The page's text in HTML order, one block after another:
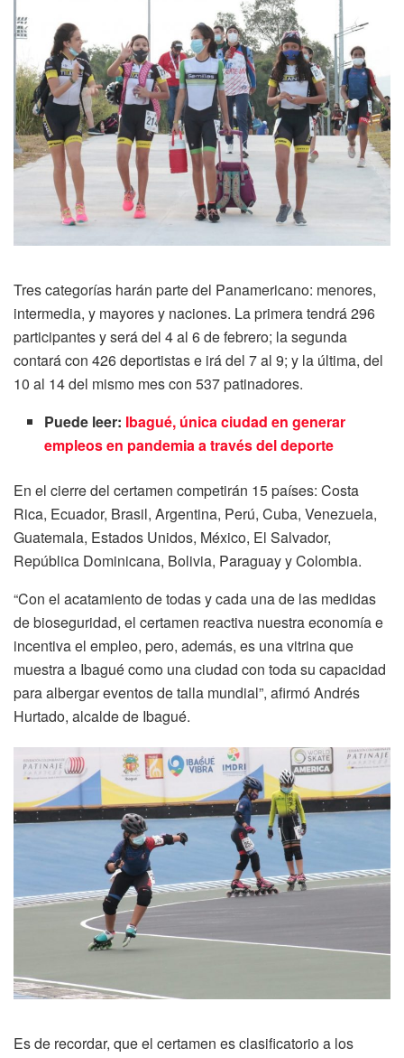
Tres categorías harán parte del Panamericano: menores,
intermedia, y mayores y naciones. La primera tendrá 296
participantes y será del 4 al 6 de febrero; la segunda
contará con 426 deportistas e irá del 7 al 9; y la última, del
10 al 14 del mismo mes con 537 patinadores.
Puede leer: Ibagué, única ciudad en generar
empleos en pandemia a través del deporte
En el cierre del certamen competirán 15 países: Costa
Rica, Ecuador, Brasil, Argentina, Perú, Cuba, Venezuela,
Guatemala, Estados Unidos, México, El Salvador,
República Dominicana, Bolivia, Paraguay y Colombia.
“Con el acatamiento de todas y cada una de las medidas
de bioseguridad, el certamen reactiva nuestra economía e
incentiva el empleo, pero, además, es una vitrina que
muestra a Ibagué como una ciudad con toda su capacidad
para albergar eventos de talla mundial”, afirmó Andrés
Hurtado, alcalde de Ibagué.
Es de recordar, que el certamen es clasificatorio a los